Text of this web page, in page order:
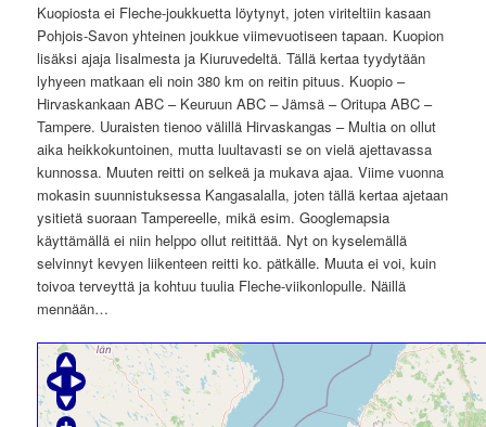
Kuopiosta ei Fleche-joukkuetta löytynyt, joten viriteltiin kasaan
Pohjois-Savon yhteinen joukkue viimevuotiseen tapaan. Kuopion
lisäksi ajaja Iisalmesta ja Kiuruvedeltä. Tällä kertaa tyydytään
lyhyeen matkaan eli noin 380 km on reitin pituus. Kuopio –
Hirvaskankaan ABC – Keuruun ABC – Jämsä – Oritupa ABC –
Tampere. Uuraisten tienoo välillä Hirvaskangas – Multia on ollut
aika heikkokuntoinen, mutta luultavasti se on vielä ajettavassa
kunnossa. Muuten reitti on selkeä ja mukava ajaa. Viime vuonna
mokasin suunnistuksessa Kangasalalla, joten tällä kertaa ajetaan
ysitietä suoraan Tampereelle, mikä esim. Googlemapsia
käyttämällä ei niin helppo ollut reitittää. Nyt on kyselemällä
selvinnyt kevyen liikenteen reitti ko. pätkälle. Muuta ei voi, kuin
toivoa terveyttä ja kohtuu tuulia Fleche-viikonlopulle. Näillä
mennään…